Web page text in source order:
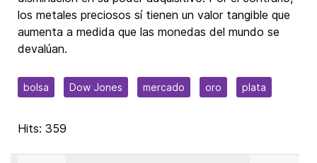
los metales preciosos sí tienen un valor tangible que
aumenta a medida que las monedas del mundo se
devalúan.
bolsa Dow Jones mercado oro plata
Hits: 359